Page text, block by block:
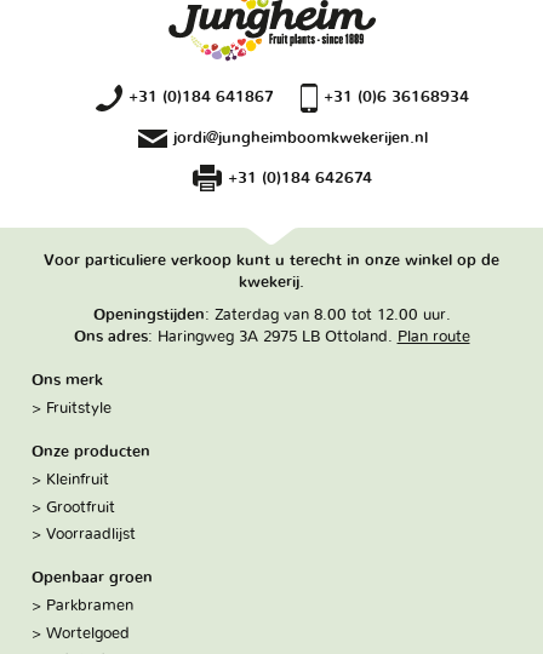
+31 (0)184 641867 +31 (0)6 36168934
jordi@jungheimboomkwekerijen.nl
+31 (0)184 642674
Voor particuliere verkoop kunt u terecht in onze winkel op de
kwekerij.
Openingstijden: Zaterdag van 8.00 tot 12.00 uur.
Ons adres: Haringweg 3A 2975 LB Ottoland. Plan route
Ons merk
Fruitstyle
Onze producten
Kleinfruit
Grootfruit
Voorraadlijst
Openbaar groen
Parkbramen
Wortelgoed